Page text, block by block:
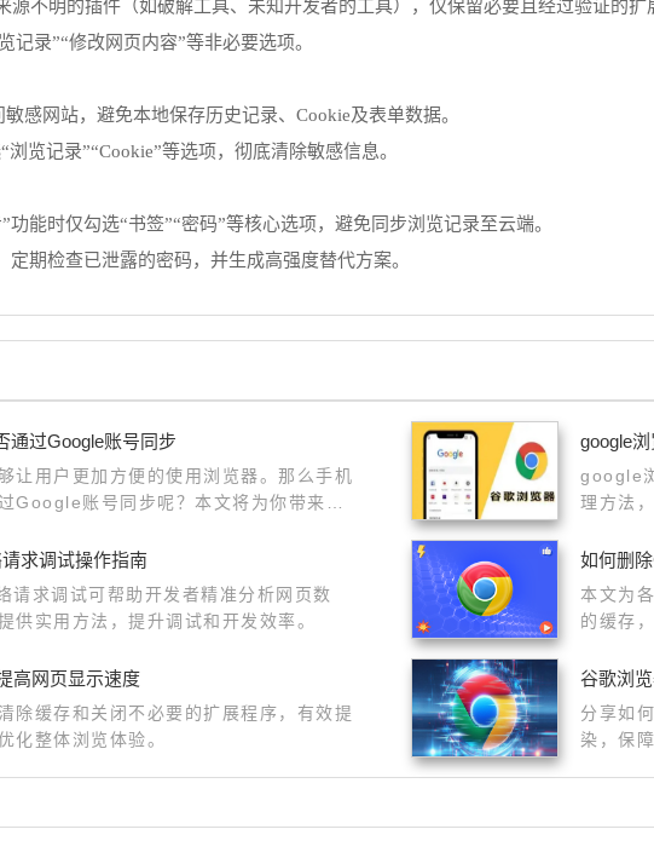
源不明的插件（如破解工具、未知开发者的工具），仅保留必要且经过验证的扩
录”“修改网页内容”等非必要选项。
感网站，避免本地保存历史记录、Cookie及表单数据。
览记录”“Cookie”等选项，彻底清除敏感信息。
能时仅勾选“书签”“密码”等核心选项，避免同步浏览记录至云端。
定期检查已泄露的密码，并生成高强度替代方案。
通过Google账号同步
让用户更加方便的使用浏览器。那么手机
Google账号同步呢？本文将为你带来答
google
google
理方法
求调试操作指南
请求调试可帮助开发者精准分析网页数
供实用方法，提升调试和开发效率。
如何删
本文为
的缓存
高网页显示速度
除缓存和关闭不必要的扩展程序，有效提
化整体浏览体验。
谷歌浏
分享如
染，保